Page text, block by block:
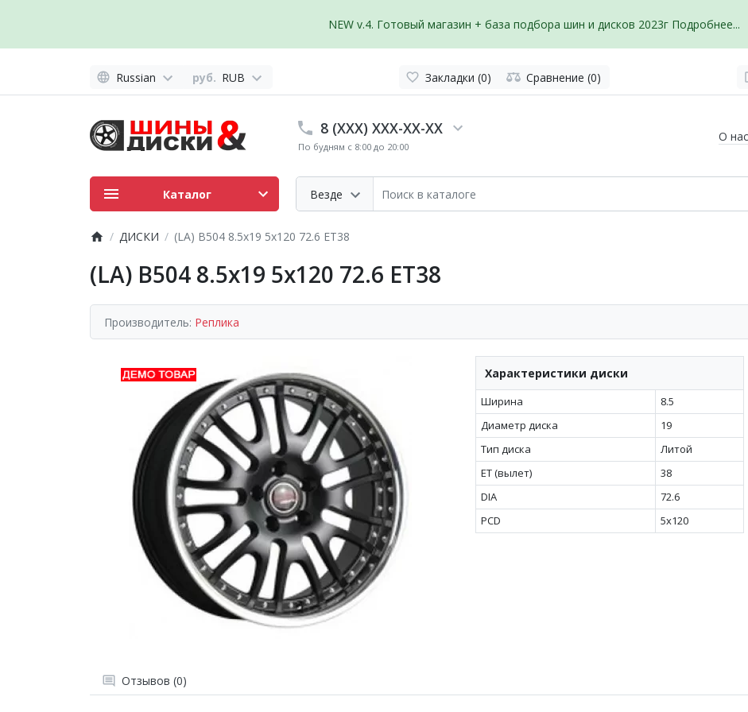
NEW v.4. Готовый магазин + база подбора шин и дисков 2023г Подробнее...
Russian руб. RUB Закладки (0) Сравнение (0)
8 (XXX) XXX-XX-XX
По будням с 8:00 до 20:00
Везде
О нас
Каталог
ДИСКИ (LA) B504 8.5x19 5x120 72.6 ET38
(LA) B504 8.5x19 5x120 72.6 ET38
Производитель: Реплика
Характеристики диски
Ширина
8.5
Диаметр диска
19
Тип диска
Литой
ET (вылет)
38
DIA
72.6
PCD
5x120
Отзывов (0)